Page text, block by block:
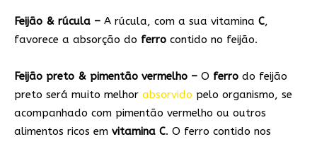
Feijão & rúcula – A rúcula, com a sua vitamina C,
favorece a absorção do ferro contido no feijão.
Feijão preto & pimentão vermelho – O ferro do feijão
preto será muito melhor absorvido pelo organismo, se
acompanhado com pimentão vermelho ou outros
alimentos ricos em vitamina C. O ferro contido nos